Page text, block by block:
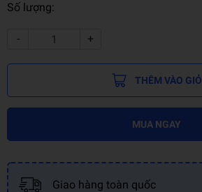
Số lượng:
- +
THÊM VÀO GIỎ
MUA NGAY
Giao hàng toàn quốc